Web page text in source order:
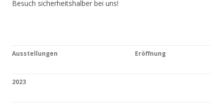
Besuch sicherheitshalber bei uns!
Ausstellungen Eröffnung
2023